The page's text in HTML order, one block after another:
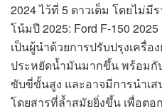
2024 ไว้ที่ 5 ดาวเต็ม โดยไม่มี
โน้มปี 2025: Ford F-150
เป็นผู้นำด้วยการปรับปรุงเครื่
ประหยัดน้ำมันมากขึ้น พร้อมกั
ขับขี่ขั้นสูง และอาจมีการนำเ
โดยสารที่ล้ำสมัยยิ่งขึ้น เพื่อตอ